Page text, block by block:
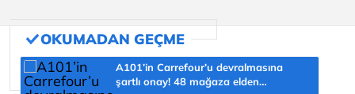
A101’in Carrefour’u devralmasına
şartlı onay! 48 mağaza elden